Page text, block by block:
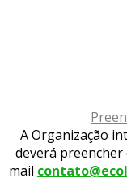
A Organização
deverá
mail